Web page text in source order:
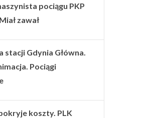
pociągu PKP
zawał
stacji Gdynia Główna.
Pociągi
koszty. PLK